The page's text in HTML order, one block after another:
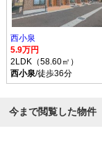
西小泉
5.9万円
2LDK（58.60㎡）
西小泉/徒歩36分
今まで閲覧した物件